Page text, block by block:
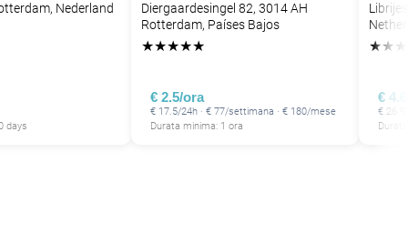
Nederland
days
Diergaardesingel 82, 3014 AH
Rotterdam, Países Bajos
★★★★★
€ 2.5/ora
€ 17.5/24h · € 77/settimana · € 180/mese
Durata minima: 1 ora
★★ ★
€
€